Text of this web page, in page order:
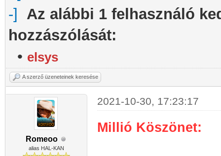
Az alábbi 1 felhasználó
hozzászólását:
• elsys
A szerző üzeneteinek keresése
Romeoo
alias HAL-KAN
2021-10-30, 17:23:17
Millió Köszönet: